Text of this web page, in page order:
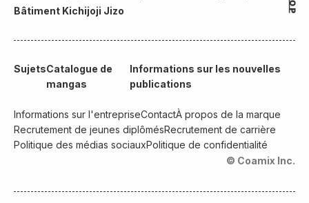
Bâtiment Kichijoji Jizo
SujetsCatalogue de
mangas
Informations sur les nouvelles
publications
Informations sur l'entrepriseContactÀ propos de la marque
Recrutement de jeunes diplômésRecrutement de carrière
Politique des médias sociauxPolitique de confidentialité
© Coamix Inc.